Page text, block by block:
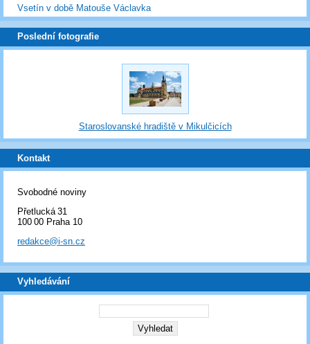
Vsetín v době Matouše Václavka
Poslední fotografie
Staroslovanské hradiště v Mikulčicích
Kontakt
Svobodné noviny
Přetlucká 31
100 00 Praha 10
redakce@i-sn.cz
Vyhledávání